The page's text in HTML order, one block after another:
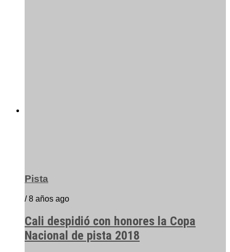
Pista
/ 8 años ago
Cali despidió con honores la Copa
Nacional de pista 2018